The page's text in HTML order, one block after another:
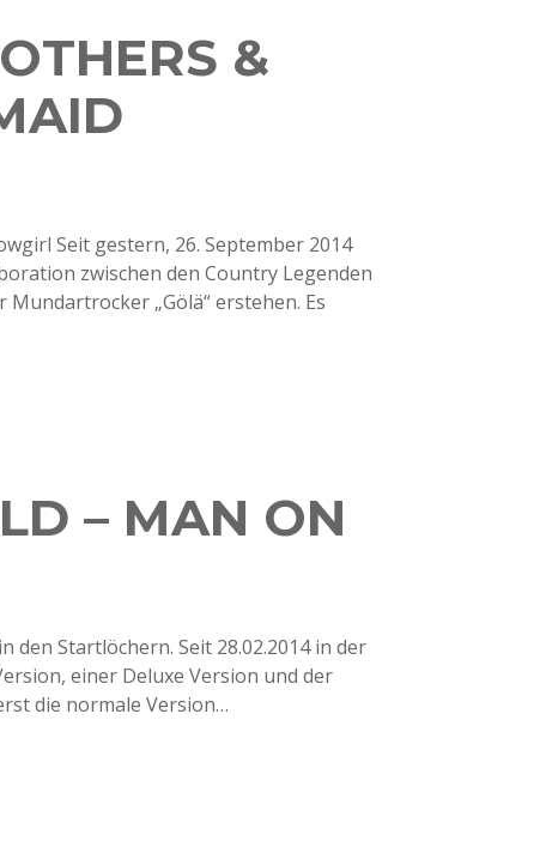
&
Seit gestern, 26. September 2014
zwischen den Country Legenden
Mundartrocker „Gölä“ erstehen. Es
– MAN ON
den Startlöchern. Seit 28.02.2014 in der
einer Deluxe Version und der
die normale Version…